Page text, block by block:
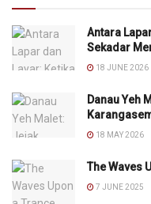
Antara
Sekadar
18 JUNE 2026
Danau Yeh
18 MAY 2026
The Waves
7 JUNE 2025